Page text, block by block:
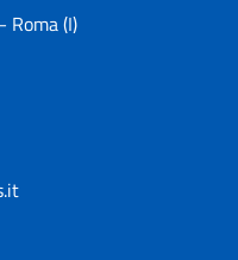
Roma (I)